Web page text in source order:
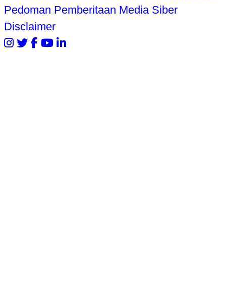
Pedoman Pemberitaan Media Siber
Disclaimer